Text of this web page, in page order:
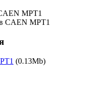
MPT1
(0.13Mb)